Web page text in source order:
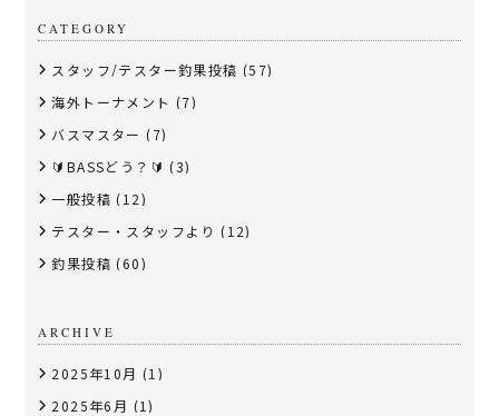
CATEGORY
スタッフ/テスター釣果投稿 (57)
海外トーナメント (7)
バスマスター (7)
🔰BASSどう？🔰 (3)
一般投稿 (12)
テスター・スタッフより (12)
釣果投稿 (60)
ARCHIVE
2025年10月 (1)
2025年6月 (1)